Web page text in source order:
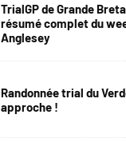
TrialGP de Grande
résumé complet du
Anglesey
Randonnée trial du
approche !